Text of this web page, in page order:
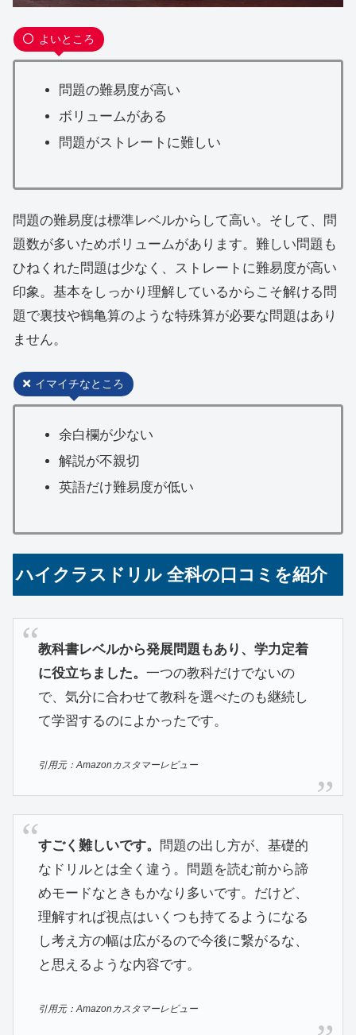
よいところ
問題の難易度が高い
ボリュームがある
問題がストレートに難しい
問題の難易度は標準レベルからして高い。そして、問
題数が多いためボリュームがあります。難しい問題も
ひねくれた問題は少なく、ストレートに難易度が高い
印象。基本をしっかり理解しているからこそ解ける問
題で裏技や鶴亀算のような特殊算が必要な問題はあり
ません。
イマイチなところ
余白欄が少ない
解説が不親切
英語だけ難易度が低い
ハイクラスドリル 全科の口コミを紹介
教科書レベルから発展問題もあり、学力定着
に役立ちました。 一つの教科だけでないの
で、気分に合わせて教科を選べたのも継続し
て学習するのによかったです。
引用元：Amazonカスタマーレビュー
すごく難しいです。
問題の出し方が、基礎的
なドリルとは全く違う。問題を読む前から諦
めモードなときもかなり多いです。だけど、
理解すれば視点はいくつも持てるようになる
し考え方の幅は広がるので今後に繋がるな、
と思えるような内容です。
引用元：Amazonカスタマーレビュー